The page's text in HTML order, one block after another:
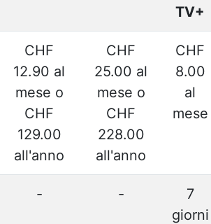
TV+
CHF
12.90 al
mese o
CHF
129.00
all'anno
CHF
25.00 al
mese o
CHF
228.00
all'anno
CHF
8.00
al
mese
- -
7
giorni